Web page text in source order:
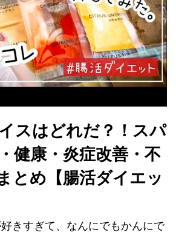
スはどれだ？！スパ
健康・炎症改善・不
とめ【腸活ダイエッ
きすぎて、なんにでもかんにで